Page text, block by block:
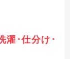
濯･仕分け･